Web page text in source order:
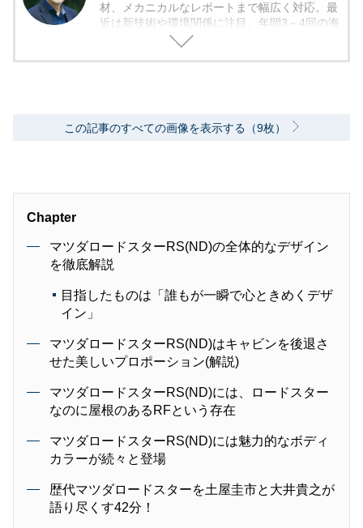
材、メカニカルなレポートまで幅広く対応。最
近は新技術や環境関係に注目。年間3～4回の海
外モーターショー取材を実施。レース経験あ
この記事のすべての画像を表示する（9枚）
Chapter
マツダロードスターRS(ND)の全体的なデザイン
を徹底解説
目指したものは「誰もが一瞬で心ときめくデザ
イン」
マツダロードスターRS(ND)はキャビンを後退さ
せた美しいプロポーション(解説)
マツダロードスターRS(ND)には、ロードスター
なのに屋根のあるRFという存在
マツダロードスターRS(ND)には魅力的なボディ
カラーが続々と登場
歴代マツダロードスターを土屋圭市と大井貴之が
語り尽くす42分！